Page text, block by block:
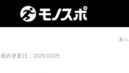
本
最終更新日：2025/10/25